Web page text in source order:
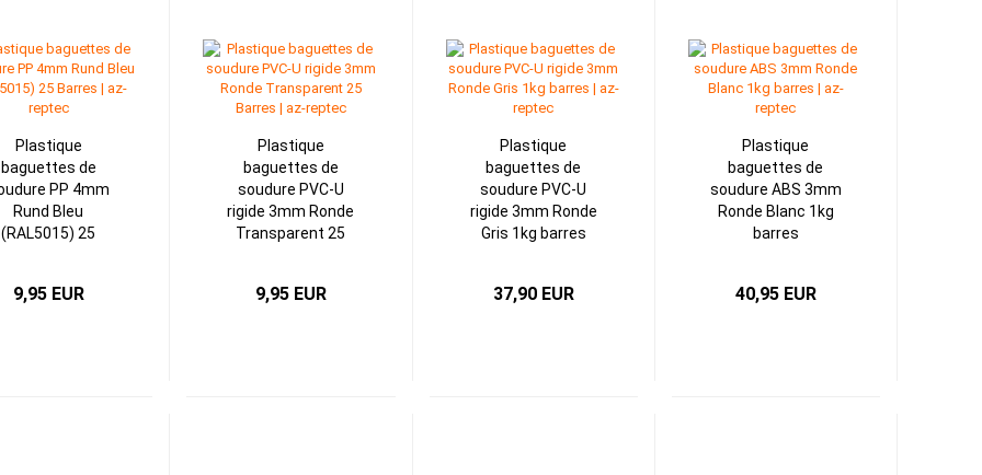
Plastique
baguettes de
PP 4mm
Rund Bleu
(RAL5015) 25
9,95 EUR
Plastique
baguettes de
soudure PVC-U
rigide 3mm Ronde
Transparent 25
9,95 EUR
Plastique
baguettes de
soudure PVC-U
rigide 3mm Ronde
Gris 1kg barres
37,90 EUR
Plastique
baguettes de
soudure ABS 3mm
Ronde Blanc 1kg
barres
40,95 EUR